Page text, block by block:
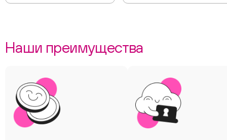
Наши преимущества